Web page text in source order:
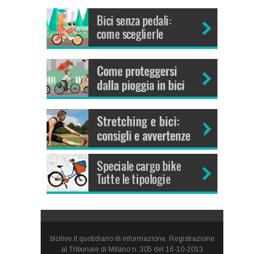
bicilive.it quotidiano di informazione. Registrazione
al Tribunale di Milano n. 305 del 16-10-2013